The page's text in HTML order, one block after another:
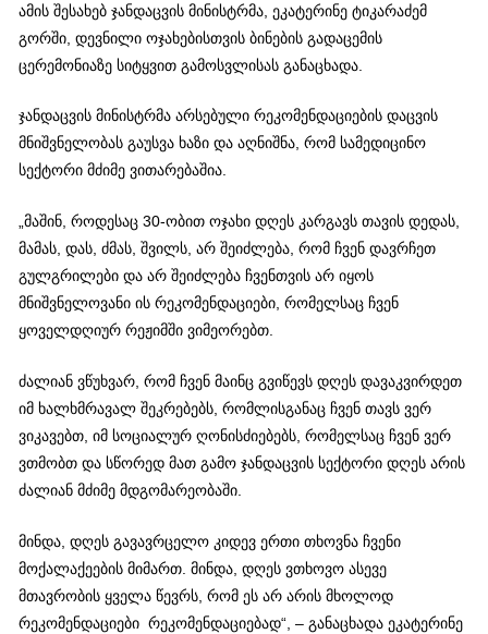
ამის შესახებ ჯანდაცვის მინისტრმა, ეკატერინე ტიკარაძემ
გორში, დევნილი ოჯახებისთვის ბინების გადაცემის
ცერემონიაზე სიტყვით გამოსვლისას განაცხადა.
ჯანდაცვის მინისტრმა არსებული რეკომენდაციების დაცვის
მნიშვნელობას გაუსვა ხაზი და აღნიშნა, რომ სამედიცინო
სექტორი მძიმე ვითარებაშია.
„მაშინ, როდესაც 30-ობით ოჯახი დღეს კარგავს თავის დედას,
მამას, დას, ძმას, შვილს, არ შეიძლება, რომ ჩვენ დავრჩეთ
გულგრილები და არ შეიძლება ჩვენთვის არ იყოს
მნიშვნელოვანი ის რეკომენდაციები, რომელსაც ჩვენ
ყოველდღიურ რეჟიმში ვიმეორებთ.
ძალიან ვწუხვარ, რომ ჩვენ მაინც გვიწევს დღეს დავაკვირდეთ
იმ ხალხმრავალ შეკრებებს, რომლისგანაც ჩვენ თავს ვერ
ვიკავებთ, იმ სოციალურ ღონისძიებებს, რომელსაც ჩვენ ვერ
ვთმობთ და სწორედ მათ გამო ჯანდაცვის სექტორი დღეს არის
ძალიან მძიმე მდგომარეობაში.
მინდა, დღესგავავრცელო კიდევ ერთი თხოვნა ჩვენი
მოქალაქეების მიმართ. მინდა, დღეს ვთხოვო ასევე
მთავრობის ყველა წევრს, რომ ეს არ არის მხოლოდ
რეკომენდაციებირეკომენდაციებად“, – განაცხადა ეკატერინე